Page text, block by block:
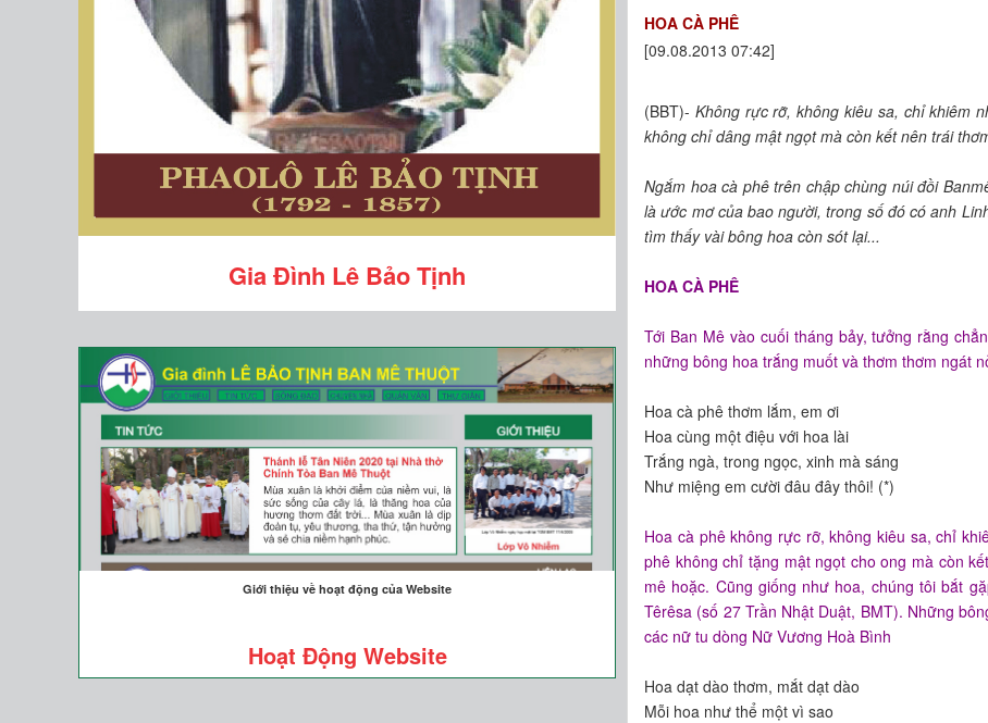
HOA CÀ PHÊ
[09.08.2013 07:42]
(BBT)- Không rực rỡ, không kiêu sa, chỉ khiêm
không chỉ dâng mật ngọt mà còn kết nên trái
Ngắm hoa cà phê trên chập chùng núi đồi
là ước mơ của bao người, trong số đó có anh
tìm thấy vài bông hoa còn sót lại...
HOA CÀ PHÊ
Tới Ban Mê vào cuối tháng bảy, tưởng rằng
những bông hoa trắng muốt và thơm thơm ngát
Hoa cà phê thơm lắm, em ơi
Hoa cùng một điệu với hoa lài
Trắng ngà, trong ngọc, xinh mà sáng
Như miệng em cười đâu đây thôi! (*)
Hoa cà phê không rực rỡ, không kiêu sa, chỉ
phê không chỉ tặng mật ngọt cho ong mà còn
mê hoặc. Cũng giống như hoa, chúng tôi bắt
Têrêsa (số 27 Trần Nhật Duật, BMT). Những
các nữ tu dòng Nữ Vương Hoà Bình
Hoa dạt dào thơm, mắt dạt dào
Mỗi hoa như thể một vì sao
Gia Đình Lê Bảo Tịnh
Giới thiệu về hoạt động của Website
Hoạt Động Website